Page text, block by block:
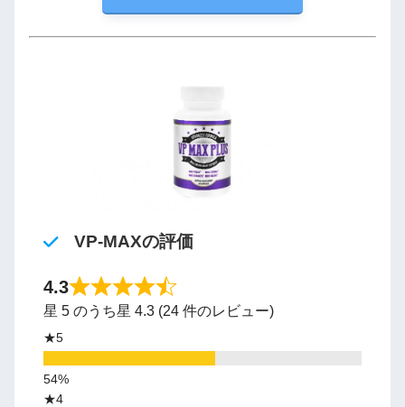
VP-MAXの評価
4.3
星 5 のうち星 4.3 (24 件のレビュー)
★5
★4